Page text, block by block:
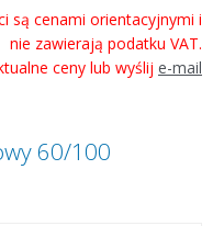
są cenami orientacyjnymi i
nie zawierają podatku VAT.
ceny lub wyślij e-mail
60/100